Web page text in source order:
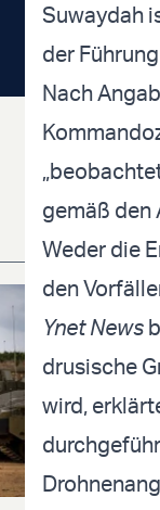
Suwaydah
der
Nach
gemäß den
Weder die
den
Ynet News
drusische
wird,